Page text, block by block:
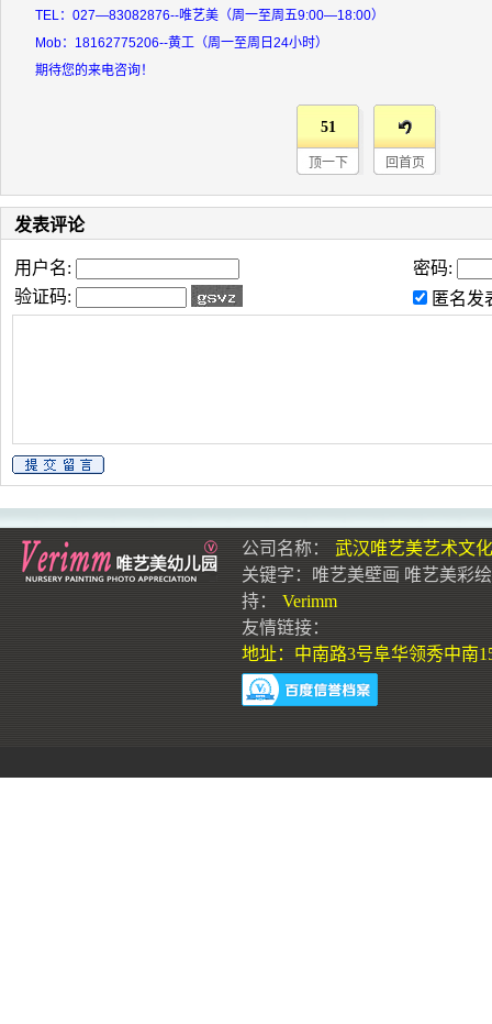
TEL：027—83082876--唯艺美（周一至周五9:00—18:00）
Mob：18162775206--黄工（周一至周日24小时）
期待您的来电咨询！
51
顶一下 回首页
发表评论
用户名:
密码:
验证码:
匿名发
公司名称：
武汉唯艺美艺术文
关键字：
唯艺美壁画 唯艺美彩
持：
Verimm
友情链接：
地址：中南路3号阜华领秀中南